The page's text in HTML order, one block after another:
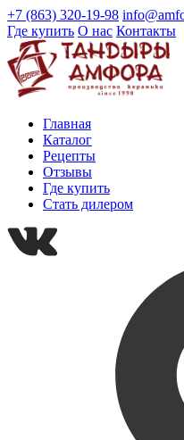
+7 (863) 320-19-98
Где купить О нас Контакты
Главная
Каталог
Рецепты
Отзывы
Где купить
Стать дилером